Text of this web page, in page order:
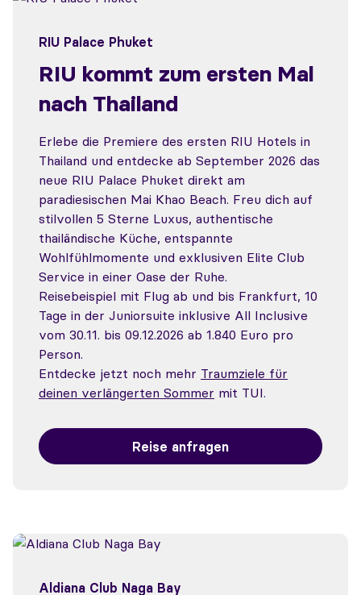
RIU Palace Phuket
RIU kommt zum ersten Mal
nach Thailand
Erlebe die Premiere des ersten RIU Hotels in
Thailand und entdecke ab September 2026 das
neue RIU Palace Phuket direkt am
paradiesischen Mai Khao Beach. Freu dich auf
stilvollen 5 Sterne Luxus, authentische
thailändische Küche, entspannte
Wohlfühlmomente und exklusiven Elite Club
Service in einer Oase der Ruhe.
Reisebeispiel mit Flug ab und bis Frankfurt, 10
Tage in der Juniorsuite inklusive All Inclusive
vom 30.11. bis 09.12.2026 ab 1.840 Euro pro
Person.
Entdecke jetzt noch mehr Traumziele für
deinen verlängerten Sommer mit TUI.
Reise anfragen
Aldiana Club Naga Bay